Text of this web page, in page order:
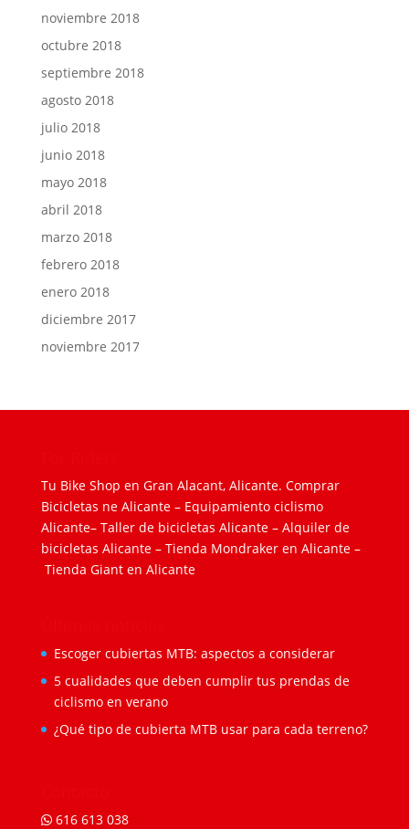
noviembre 2018
octubre 2018
septiembre 2018
agosto 2018
julio 2018
junio 2018
mayo 2018
abril 2018
marzo 2018
febrero 2018
enero 2018
diciembre 2017
noviembre 2017
Tu Bike Shop en Gran Alacant, Alicante. Comprar
Bicicletas ne Alicante– Equipamiento ciclismo
Alicante– Taller de bicicletas Alicante– Alquiler de
bicicletas Alicante– Tienda Mondraker en Alicante–
Tienda Giant en Alicante
Escoger cubiertas MTB: aspectos a considerar
5 cualidades que deben cumplir tus prendas de
ciclismo en verano
¿Qué tipo de cubierta MTB usar para cada terreno?
616 613 038